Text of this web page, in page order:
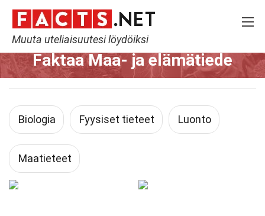
Muuta uteliaisuutesi löydöiksi
Home Maa- ja elämätiede
Faktaa Maa- ja elämätiede
Biologia Fyysiset tieteet Luonto
Maatieteet